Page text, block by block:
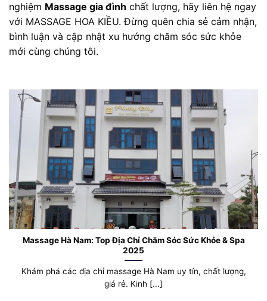
nghiệm Massage gia đình chất lượng, hãy liên hệ ngay
với MASSAGE HOA KIỀU. Đừng quên chia sẻ cảm nhận,
bình luận và cập nhật xu hướng chăm sóc sức khỏe
mới cùng chúng tôi.
Massage Hà Nam: Top Địa Chỉ Chăm Sóc Sức Khỏe & Spa
2025
Khám phá các địa chỉ massage Hà Nam uy tín, chất lượng,
giá rẻ. Kinh [...]